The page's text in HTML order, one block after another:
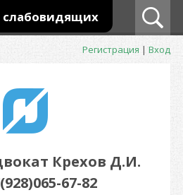
слабовидящих
Регистрация|Вход
Крехов Д.И.
67-82